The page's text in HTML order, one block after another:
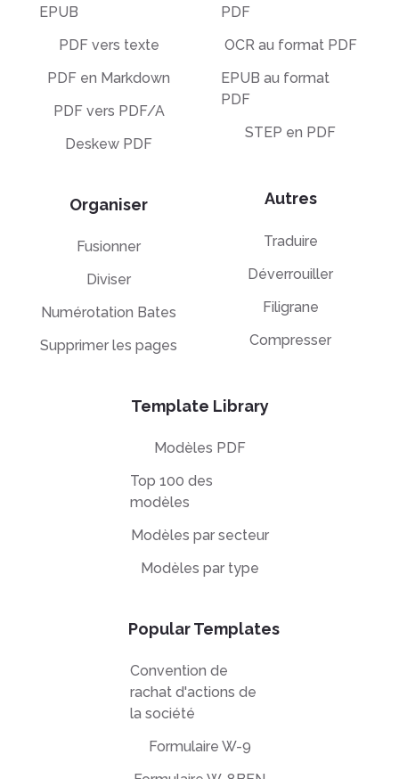
EPUB
PDF vers texte
PDF en Markdown
PDF vers PDF/A
Deskew PDF
Organiser
Fusionner
Diviser
Numérotation Bates
Supprimer les pages
PDF
OCR au format PDF
EPUB au format
PDF
STEP en PDF
Autres
Traduire
Déverrouiller
Filigrane
Compresser
Template Library
Modèles PDF
Top 100 des
modèles
Modèles par secteur
Modèles par type
Popular Templates
Convention de
rachat d'actions de
la société
Formulaire W-9